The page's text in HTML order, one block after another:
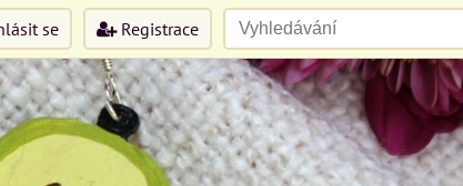
se Registrace